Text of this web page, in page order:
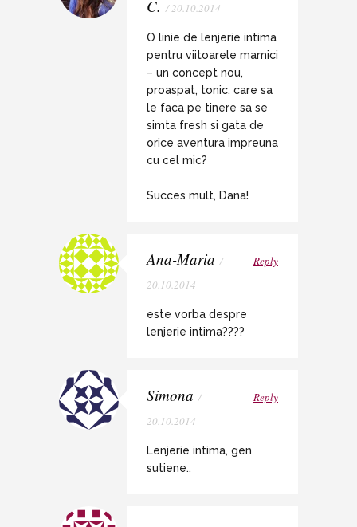
C. / 20.10.2014
O linie de lenjerie intima
pentru viitoarele mamici
– un concept nou,
proaspat, tonic, care sa
le faca pe tinere sa se
simta fresh si gata de
orice aventura impreuna
cu cel mic?
Succes mult, Dana!
Ana-Maria /
20.10.2014
Reply
este vorba despre
lenjerie intima????
Simona /
20.10.2014
Reply
Lenjerie intima, gen
sutiene..